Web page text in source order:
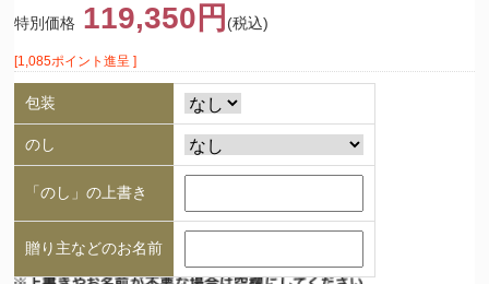
特別価格 119,350円 (税込)
[1,085ポイント進呈 ]
包装
のし
「のし」の上書き
贈り主などのお名前